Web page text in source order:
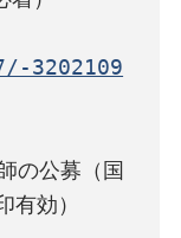
3202109
の公募（国